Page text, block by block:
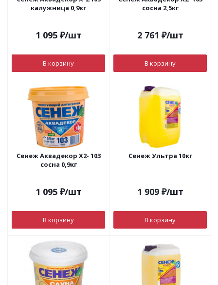
калужница 0,9кг
1 095₽/шт
В корзину
сосна 2,5кг
2 761 ₽/шт
В корзину
Сенеж Аквадекор Х2- 103
сосна 0,9кг
1 095₽/шт
В корзину
Сенеж Ультра 10кг
1 909₽/шт
В корзину